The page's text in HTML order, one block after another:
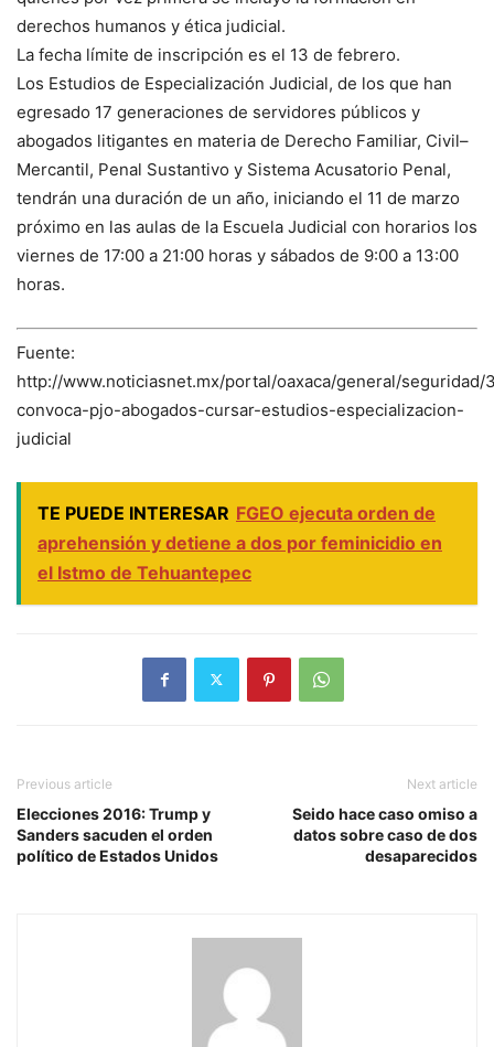
derechos humanos y ética judicial.
La fecha límite de inscripción es el 13 de febrero.
Los Estudios de Especialización Judicial, de los que han
egresado 17 generaciones de servidores públicos y
abogados litigantes en materia de Derecho Familiar, Civil–
Mercantil, Penal Sustantivo y Sistema Acusatorio Penal,
tendrán una duración de un año, iniciando el 11 de marzo
próximo en las aulas de la Escuela Judicial con horarios los
viernes de 17:00 a 21:00 horas y sábados de 9:00 a 13:00
horas.
Fuente:
http://www.noticiasnet.mx/portal/oaxaca/general/seguridad/
convoca-pjo-abogados-cursar-estudios-especializacion-
judicial
TE PUEDE INTERESAR FGEO ejecuta orden de
aprehensión y detiene a dos por feminicidio en
el Istmo de Tehuantepec
Previous article
Elecciones 2016: Trump y
Sanders sacuden el orden
político de Estados Unidos
Next article
Seido hace caso omiso a
datos sobre caso de dos
desaparecidos